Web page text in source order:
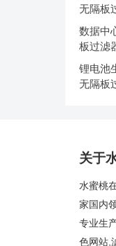
无隔板
数据中
板过滤
锂电池
无隔板
关于
水蜜桃
家国内
专业生
色网站,